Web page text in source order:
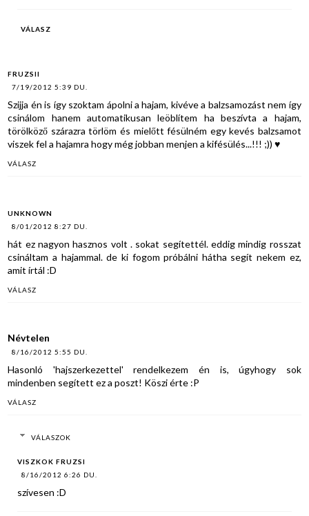
VÁLASZ
FRUZSII
7/19/2012 5:39 DU.
Szijja én is így szoktam ápolni a hajam, kivéve a balzsamozást nem így
csinálom hanem automatikusan leöblítem ha beszívta a hajam,
törölköző szárazra törlöm és mielőtt fésülném egy kevés balzsamot
viszek fel a hajamra hogy még jobban menjen a kifésülés...!!! ;)) ♥
VÁLASZ
UNKNOWN
8/01/2012 8:27 DU.
hát ez nagyon hasznos volt . sokat segítettél. eddig mindig rosszat
csináltam a hajammal. de ki fogom próbálni hátha segít nekem ez,
amit írtál :D
VÁLASZ
Névtelen
8/16/2012 5:55 DU.
Hasonló 'hajszerkezettel' rendelkezem én is, úgyhogy sok
mindenben segített ez a poszt! Köszi érte :P
VÁLASZ
VÁLASZOK
VISZKOK FRUZSI
8/16/2012 6:26 DU.
szívesen :D